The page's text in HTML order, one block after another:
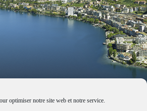
optimiser notre site web et notre service.